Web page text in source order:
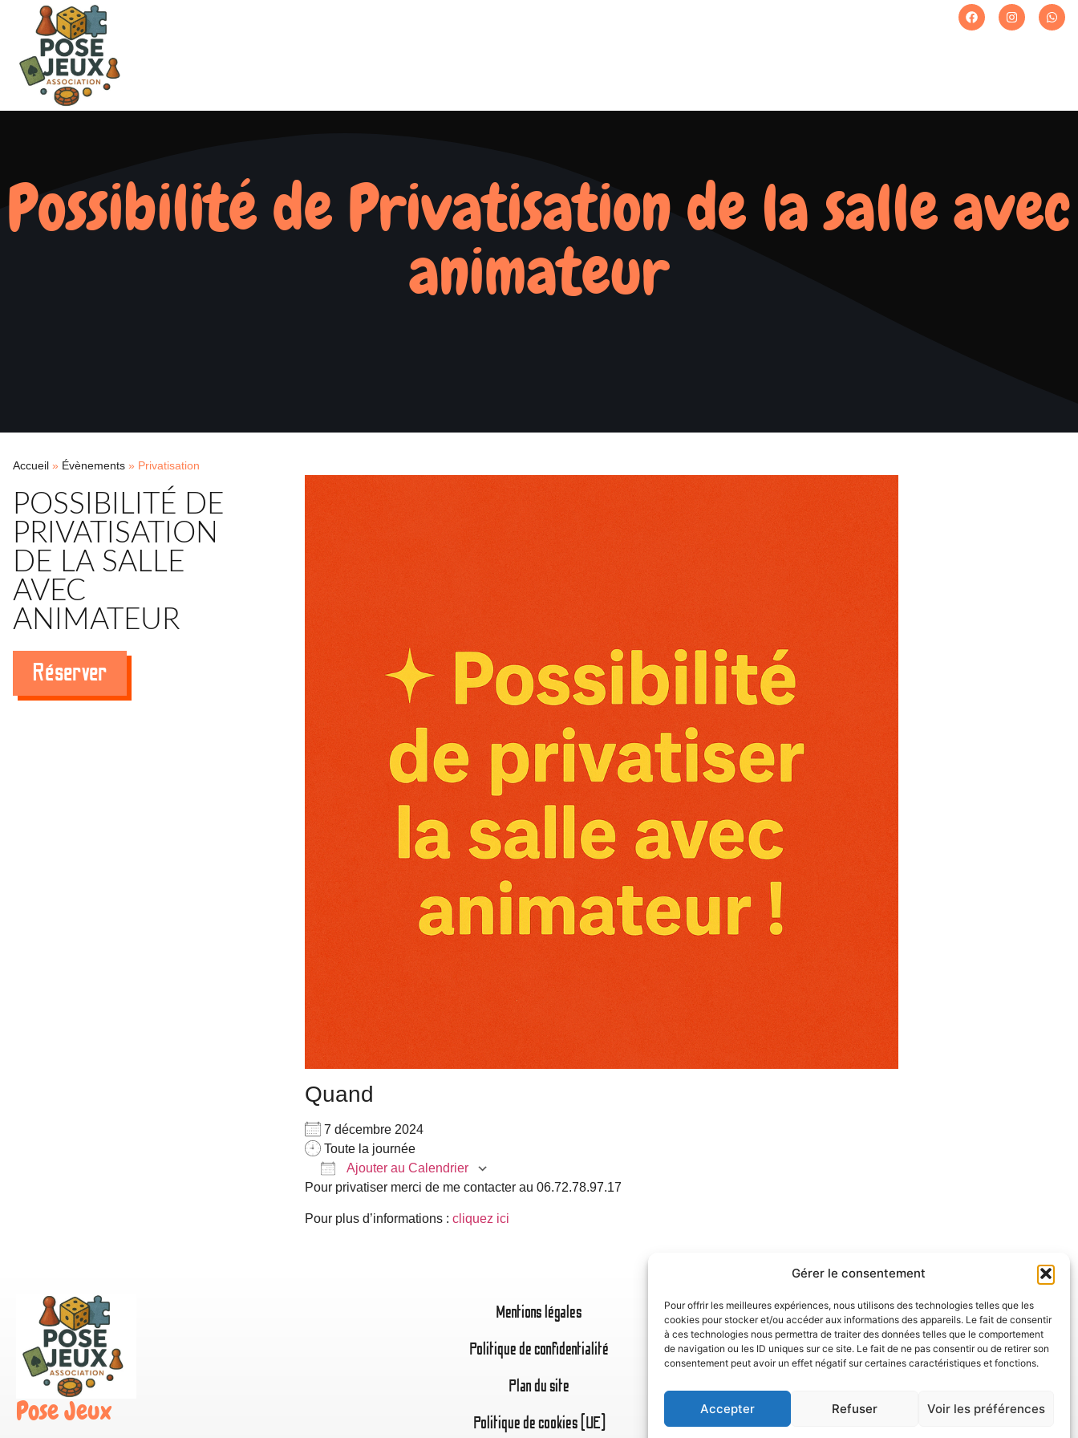
Gérer le consentement
Pour offrir les meilleures expériences, nous utilisons des technologies telles que les
cookies pour stocker et/ou accéder aux informations des appareils. Le fait de consentir
à ces technologies nous permettra de traiter des données telles que le comportement
de navigation ou les ID uniques sur ce site. Le fait de ne pas consentir ou de retirer son
consentement peut avoir un effet négatif sur certaines caractéristiques et fonctions.
Accepter Refuser Voir les préférences
Possibilité de Privatisation de la salle avec
animateur
Accueil » Évènements » Privatisation
POSSIBILITÉ DE
PRIVATISATION
DE LA SALLE
AVEC
ANIMATEUR
Réserver
Quand
7 décembre 2024
Toute la journée
Ajouter au Calendrier
Télécharger ICS
Calendrier Google
Pour privatiser merci de me contacter au 06.72.78.97.17
Pour plus d’informations : cliquez ici
Pose Jeux
Mentions légales
Politique de confidentialité
Plan du site
Politique de cookies (UE)